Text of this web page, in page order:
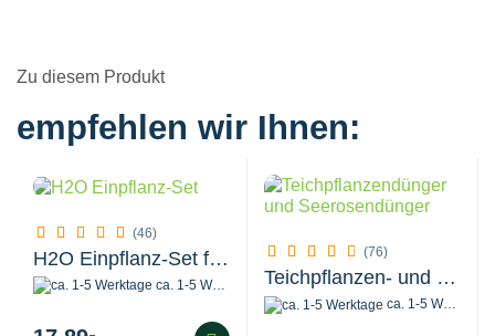
Zu diesem Produkt
empfehlen wir Ihnen:
(46)
H2O Einpflanz-Set für 2 Pflanzen
ca. 1-5 Werktage
(76)
Teichpflanzen- und Seerosendünger 8 Stück...
ca. 1-5 Werktage